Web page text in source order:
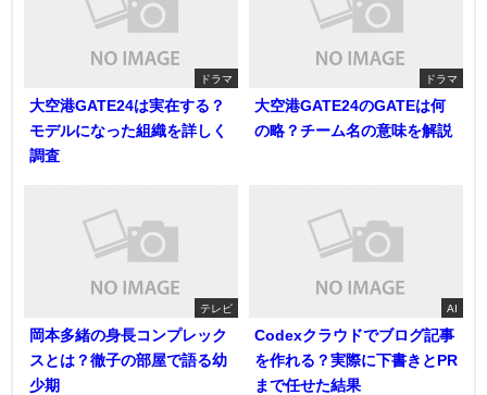
ドラマ
大空港GATE24は実在する？
モデルになった組織を詳しく
調査
ドラマ
大空港GATE24のGATEは何
の略？チーム名の意味を解説
テレビ
岡本多緒の身長コンプレック
スとは？徹子の部屋で語る幼
少期
AI
Codexクラウドでブログ記事
を作れる？実際に下書きとPR
まで任せた結果